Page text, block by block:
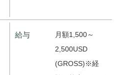
給与
月額1,500～
2,500USD
(GROSS)※経